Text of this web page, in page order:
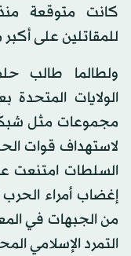
كانت متوقعة
للمقاتلين على
ولطالما طالب
الولايات المتحدة
مجموعات مثل
لاستهداف قوات
السلطات امتنعت
إغضاب أمراء الحرب
من الجبهات في
التمرد الإسلامي